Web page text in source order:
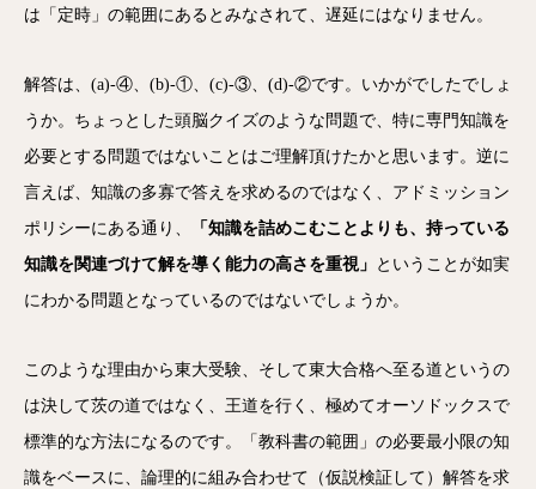
は「定時」の範囲にあるとみなされて、遅延にはなりません。
解答は、(a)-④、(b)-①、(c)-③、(d)-②です。いかがでしたでしょ
うか。ちょっとした頭脳クイズのような問題で、特に専門知識を
必要とする問題ではないことはご理解頂けたかと思います。逆に
言えば、知識の多寡で答えを求めるのではなく、アドミッション
ポリシーにある通り、
「知識を詰めこむことよりも、持っている
知識を関連づけて解を導く能力の高さを重視」 ということが如実
にわかる問題となっているのではないでしょうか。
このような理由から東大受験、そして東大合格へ至る道というの
は決して茨の道ではなく、王道を行く、極めてオーソドックスで
標準的な方法になるのです。「教科書の範囲」の必要最小限の知
識をベースに、論理的に組み合わせて（仮説検証して）解答を求